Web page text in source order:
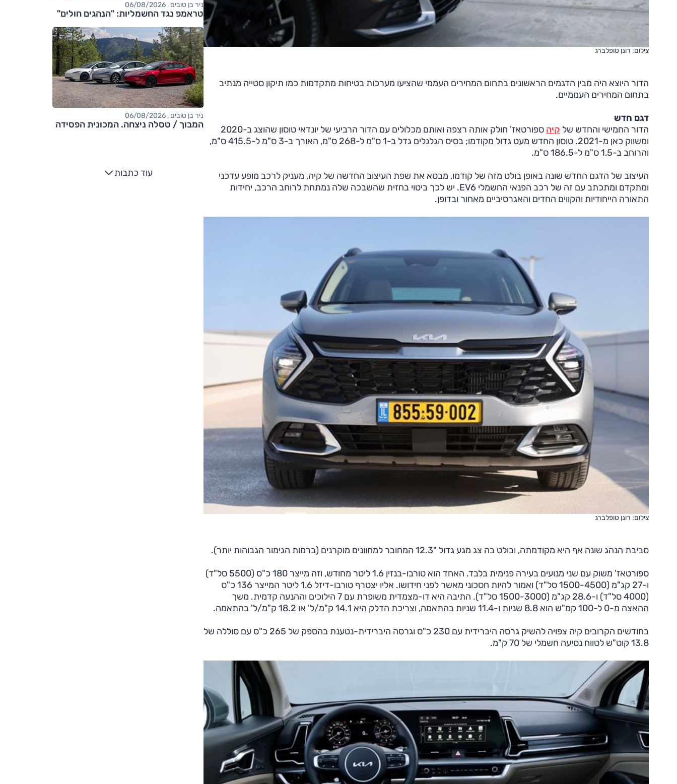
צילום: רונן טופלברג
הדור היוצא היה מבין הדגמים הראשונים בתחום המחירים העממי שהציעו מערכות בטיחות מתקדמות כמו תיקון סטייה מנתיב
בתחום המחירים העממיים.
דגם חדש
הדור החמישי והחדש של קיה
ספורטאז' חולק אותה רצפה ואותם מכלולים עם הדור הרביעי של יונדאי טוסון שהוצג ב-2020
ומשווק כאן מ-2021. טוסון החדש מעט גדול מקודמו; בסיס הגלגלים גדל ב-1 ס"מ ל-268 ס"מ, האורך ב-3 ס"מ ל-415.5 ס"מ,
והרוחב ב-1.5 ס"מ ל-186.5 ס"מ.
העיצוב של הדגם החדש שונה באופן בולט מזה של קודמו, מבטא את שפת העיצוב החדשה של קיה, מעניק לרכב מופע עדכני
ומתקדם ומתכתב עם זה של רכב הפנאי החשמלי EV6. יש לכך ביטוי בחזית שהשבכה שלה נמתחת לרוחב הרכב, יחידות
התאורה הייחודיות והקווים החדים והאגרסיביים מאחור ובדופן.
צילום: רונן טופלברג
סביבת הנהג שונה אף היא מקודמתה, ובולט בה צג מגע גדול "12.3 המחובר למחוונים מוקרנים (ברמות הגימור הגבוהות יותר).
ספורטאז' משוק עם שני מנועים בעירה פנימית בלבד. האחד הוא טורבו-בנזין 1.6 ליטר מחודש, וזה מייצר 180 כ"ס (5500 סל"ד)
ו-27 קג"מ (1500-4500 סל"ד) ואמור להיות חסכוני מאשר לפני חידושו. אליו יצטרף טורבו-דיזל 1.6 ליטר המייצר 136 כ"ס
(4000 סל"ד) ו-28.6 קג"מ (1500-3000 סל"ד). התיבה היא דו-מצמדית משופרת עם 7 הילוכים וההנעה קדמית. משך
ההאצה מ-0 ל-100 קמ"ש הוא 8.8 שניות ו-11.4 שניות בהתאמה, וצריכת הדלק היא 14.1 ק"מ/ל' או 18.2 ק"מ/ל' בהתאמה.
בחודשים הקרובים קיה צפויה להשיק גרסה היברידית עם 230 כ"ס וגרסה היברידית-נטענת בהספק של 265 כ"ס עם סוללה של
13.8 קוט"ש לטווח נסיעה חשמלי של 70 ק"מ.
ניר בן טובים , 06/08/2026
טראמפ נגד החשמליות: "הנהגים חולים"
ניר בן טובים , 06/08/2026
המבוך / טסלה ניצחה. המכונית הפסידה
עוד כתבות